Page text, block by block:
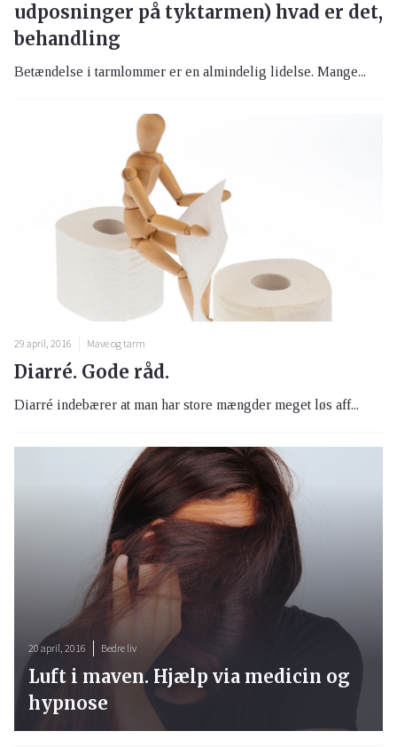
udposninger på tyktarmen) hvad er det,
behandling
Betændelse i tarmlommer er en almindelig lidelse. Mange...
29 april, 2016 Mave og tarm
Diarré. Gode råd.
Diarré indebærer at man har store mængder meget løs aff...
20 april, 2016 Bedre liv
Luft i maven. Hjælp via medicin og
hypnose